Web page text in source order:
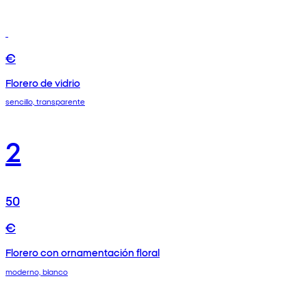
€
Florero de vidrio
sencillo, transparente
2
50
€
Florero con ornamentación floral
moderno, blanco